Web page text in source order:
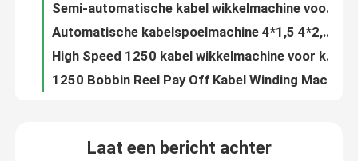
Fabriekstocht
Kwaliteitscontrole
200m/min 1250 Automatische draad wikkelmachine met 1250mm pay-off
1250 Automatische draadspoelmachine PVC PE-kabelverpakkingsmachine voor kabel 4*2.5
4*1,5 4*2,5 Kabelrolmachine 200m/min Draadwrappingsmachine
Automatische grote koperdraad tekenmachine / aluminium tekenmachine met online annealer
Laat een bericht achter